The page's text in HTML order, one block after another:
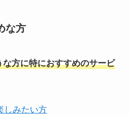
な方
な方に特におすすめのサービ
しみたい方